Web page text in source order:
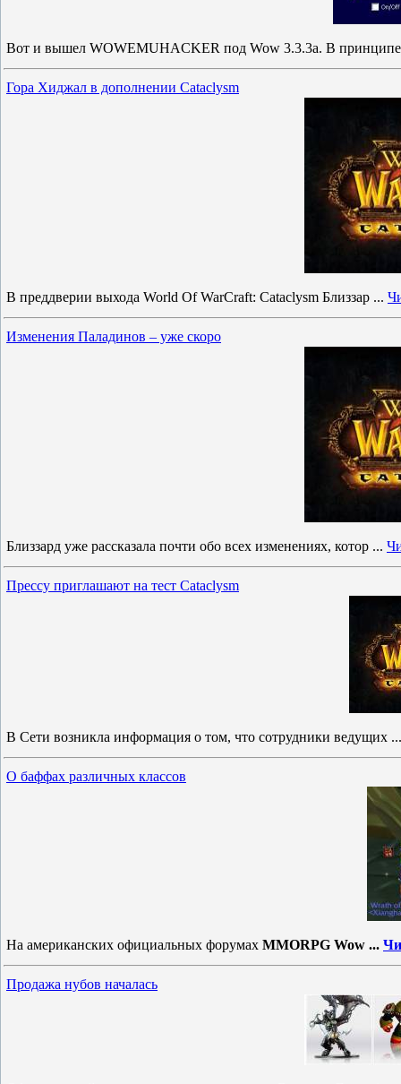
Вот и вышел WOWEMUHACKER под Wow 3.3.3a. В
Гора Хиджал в дополнении Cataclysm
В преддверии выхода World Of WarCraft: Cataclysm Близзар ...
Изменения Паладинов – уже скоро
Близзард уже рассказала почти обо всех изменениях, котор ...
Прессу приглашают на тест Cataclysm
В Сети возникла информация о том, что сотрудники ведущих
О баффах различных классов
На американских официальных форумах MMORPG Wow ...
Продажа нубов началась